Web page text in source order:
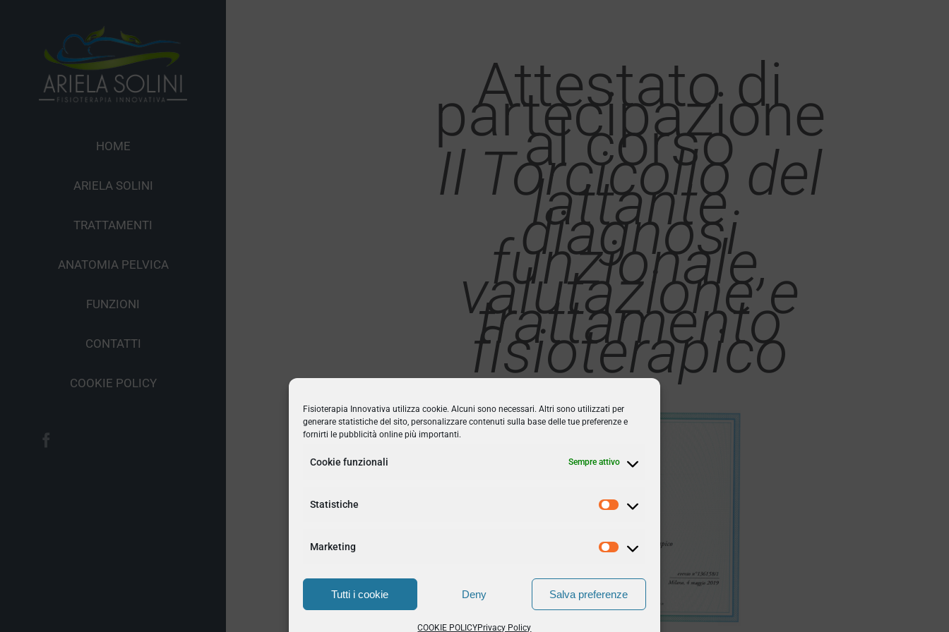
Fisioterapia Innovativa utilizza cookie. Alcuni sono necessari. Altri sono utilizzati per
generare statistiche del sito, personalizzare contenuti sulla base delle tue preferenze e
fornirti le pubblicità online più importanti.
Cookie funzionali Sempre attivo
Statistiche
Marketing
Tutti i cookie Deny Salva preferenze
COOKIE POLICYPrivacy Policy
HOME
ARIELA SOLINI
TRATTAMENTI
ANATOMIA PELVICA
FUNZIONI
CONTATTI
COOKIE POLICY
Attestato di
partecipazione
al corso
Il Torcicollo del
lattante
diagnosi
funzionale,
valutazione e
trattamento
fisioterapico